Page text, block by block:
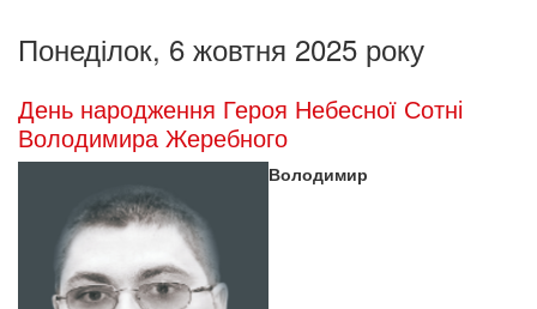
Понеділок, 6 жовтня 2025 року
День народження Героя Небесної Сотні
Володимира Жеребного
Володимир